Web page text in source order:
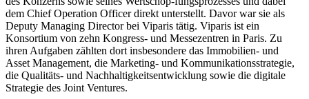
dem Chief Operation Officer direkt unterstellt. Davor war sie als
Deputy Managing Director bei Viparis tätig. Viparis ist ein
Konsortium von zehn Kongress- und Messezentren in Paris. Zu
ihren Aufgaben zählten dort insbesondere das Immobilien- und
Asset Management, die Marketing- und Kommunikationsstrategie,
die Qualitäts- und Nachhaltigkeitsentwicklung sowie die digitale
Strategie des Joint Ventures.